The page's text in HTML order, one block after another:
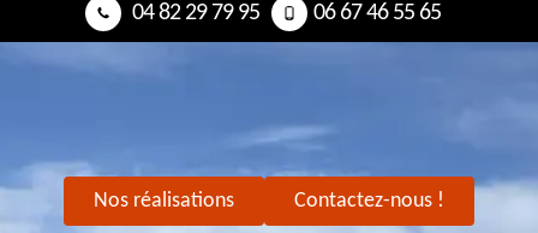
04 82 29 79 95 06 67 46 55 65
Nos réalisations Contactez-nous !